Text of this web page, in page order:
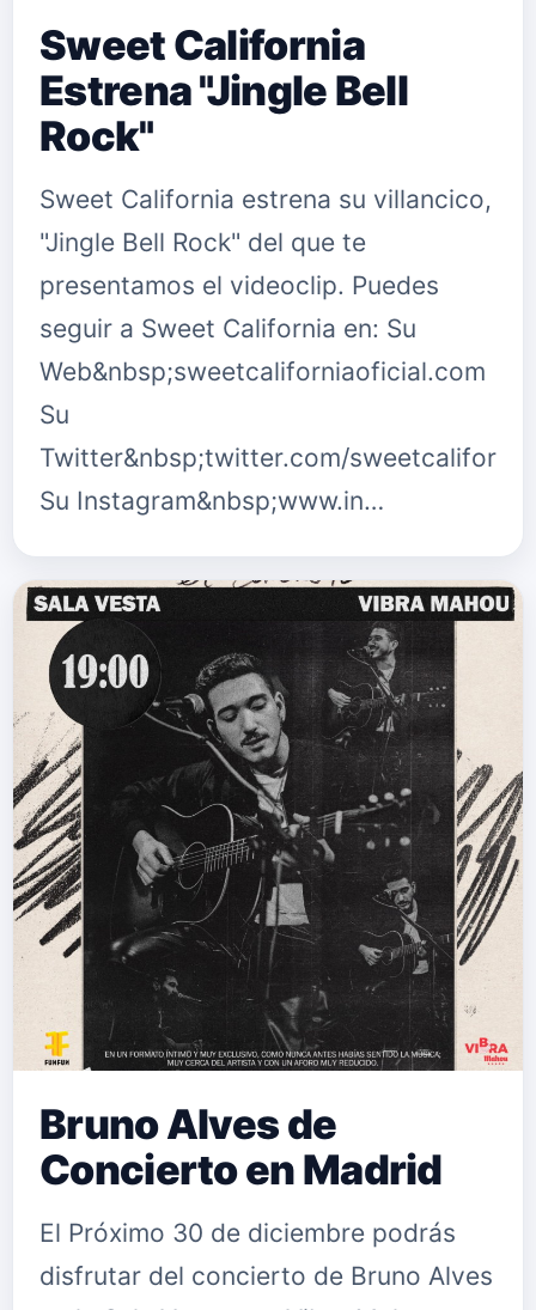
Sweet California
Estrena "Jingle Bell
Rock"
Sweet California estrena su villancico,
"Jingle Bell Rock" del que te
presentamos el videoclip. Puedes
seguir a Sweet California en: Su
Web&nbsp;sweetcaliforniaoficial.com
Su
Twitter&nbsp;twitter.com/sweetcalifornia
Su Instagram&nbsp;www.in…
Bruno Alves de
Concierto en Madrid
El Próximo 30 de diciembre podrás
disfrutar del concierto de Bruno Alves